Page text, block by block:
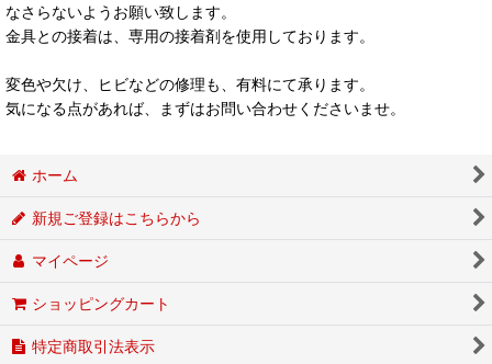
なさらないようお願い致します。
金具との接着は、専用の接着剤を使用しております。
変色や欠け、ヒビなどの修理も、有料にて承ります。
気になる点があれば、まずはお問い合わせくださいませ。
ホーム
新規ご登録はこちらから
マイページ
ショッピングカート
特定商取引法表示